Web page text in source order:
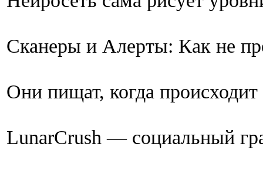
Сканеры и Алерты: Как не
Они пищат, когда
LunarCrush — социальный